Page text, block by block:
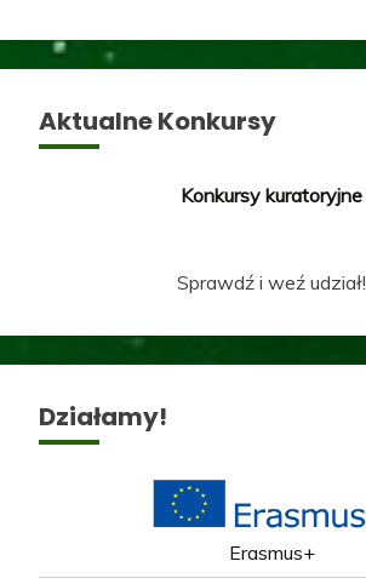
Aktualne Konkursy
Konkursy kuratoryjne
Sprawdź i weź udział!
Działamy!
Erasmus+